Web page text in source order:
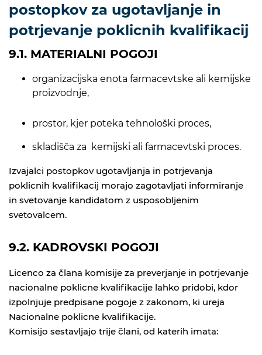
postopkov za ugotavljanje in
potrjevanje poklicnih kvalifikacij
9.1. MATERIALNI POGOJI
organizacijska enota farmacevtske ali kemijske
proizvodnje,
prostor, kjer poteka tehnološki proces,
skladišča za kemijski ali farmacevtski proces.
Izvajalci postopkov ugotavljanja in potrjevanja
poklicnih kvalifikacij morajo zagotavljati informiranje
in svetovanje kandidatom z usposobljenim
svetovalcem.
9.2. KADROVSKI POGOJI
Licenco za člana komisije za preverjanje in potrjevanje
nacionalne poklicne kvalifikacije lahko pridobi, kdor
izpolnjuje predpisane pogoje z zakonom, ki ureja
Nacionalne poklicne kvalifikacije.
Komisijo sestavljajo trije člani, od katerih imata: